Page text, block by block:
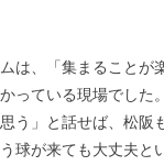
は、「集まること
っている現場でし
う」と話せば、松
球が来ても大丈夫